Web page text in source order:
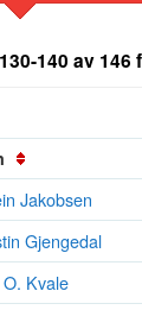
130-140 av 146
Jakobsen
Gjengedal
Kvale